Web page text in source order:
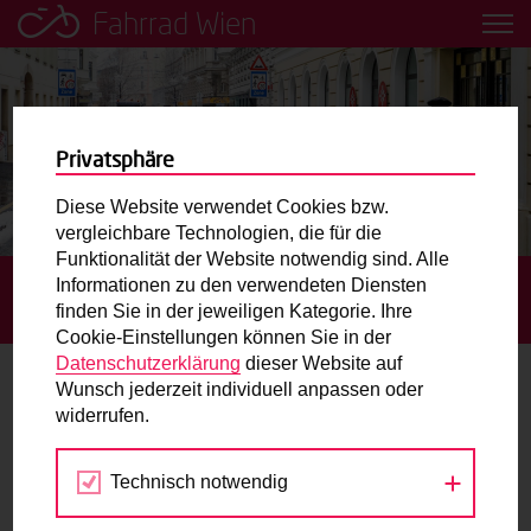
Fahrrad Wien
Leih dir einfach ein Transportfahrrad in deiner Nähe aus!
Mobilitätsbildung für Kinder und
Jugendliche
Radweg-Projektkarte
Routenplaner
Mit dem Fahrrad in Wien unterwegs? Hier finden Sie die
beste Route.
Wunschbox
Sie haben ein Anliegen zum Radverkehr? Schreiben Sie
STARTSEITE AKTUELLES
LINDENGASSE ZUM
RADFAHREN GEGEN DIE EINBAHN GEÖFFNET
Lindengasse zum Radfahren gegen die
Einbahn geöffnet
03.12.2020
Privatsphäre
Diese Website verwendet Cookies bzw.
vergleichbare Technologien, die für die
Funktionalität der Website notwendig sind. Alle
Informationen zu den verwendeten Diensten
finden Sie in der jeweiligen Kategorie. Ihre
Cookie-Einstellungen können Sie in der
Datenschutzerklärung dieser Website auf
Wunsch jederzeit individuell anpassen oder
widerrufen.
Technisch notwendig